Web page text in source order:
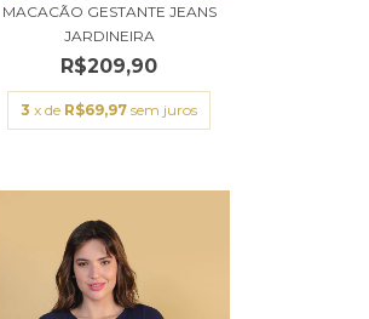
MACACÃO GESTANTE JEANS
JARDINEIRA
R$209,90
3 x de R$69,97 sem juros